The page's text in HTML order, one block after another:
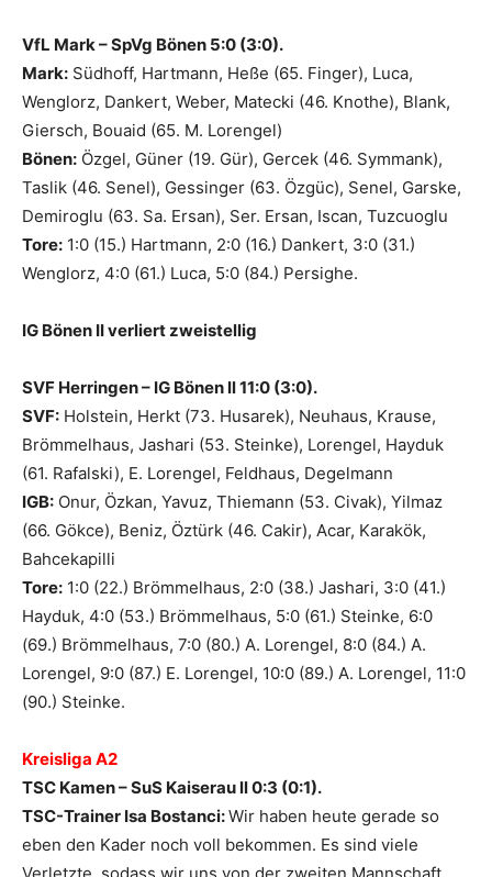
VfL Mark – SpVg Bönen 5:0 (3:0).
Mark: Südhoff, Hartmann, Heße (65. Finger), Luca,
Wenglorz, Dankert, Weber, Matecki (46. Knothe), Blank,
Giersch, Bouaid (65. M. Lorengel)
Bönen: Özgel, Güner (19. Gür), Gercek (46. Symmank),
Taslik (46. Senel), Gessinger (63. Özgüc), Senel, Garske,
Demiroglu (63. Sa. Ersan), Ser. Ersan, Iscan, Tuzcuoglu
Tore: 1:0 (15.) Hartmann, 2:0 (16.) Dankert, 3:0 (31.)
Wenglorz, 4:0 (61.) Luca, 5:0 (84.) Persighe.
IG Bönen II verliert zweistellig
SVF Herringen – IG Bönen ll 11:0 (3:0).
SVF: Holstein, Herkt (73. Husarek), Neuhaus, Krause,
Brömmelhaus, Jashari (53. Steinke), Lorengel, Hayduk
(61. Rafalski), E. Lorengel, Feldhaus, Degelmann
IGB: Onur, Özkan, Yavuz, Thiemann (53. Civak), Yilmaz
(66. Gökce), Beniz, Öztürk (46. Cakir), Acar, Karakök,
Bahcekapilli
Tore: 1:0 (22.) Brömmelhaus, 2:0 (38.) Jashari, 3:0 (41.)
Hayduk, 4:0 (53.) Brömmelhaus, 5:0 (61.) Steinke, 6:0
(69.) Brömmelhaus, 7:0 (80.) A. Lorengel, 8:0 (84.) A.
Lorengel, 9:0 (87.) E. Lorengel, 10:0 (89.) A. Lorengel, 11:0
(90.) Steinke.
Kreisliga A2
TSC Kamen – SuS Kaiserau ll 0:3 (0:1).
TSC-Trainer Isa Bostanci:Wir haben heute gerade so
eben den Kader noch voll bekommen. Es sind viele